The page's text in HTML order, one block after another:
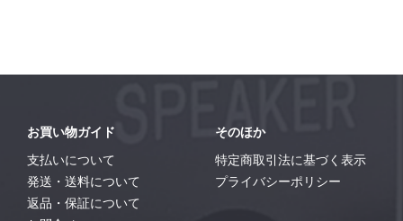
お買い物ガイド
支払いについて
発送・送料について
返品・保証について
そのほか
特定商取引法に基づく表示
プライバシーポリシー